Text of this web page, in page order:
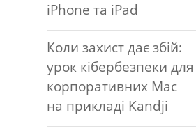
iPhone та iPad
Коли захист дає збій:
урок кібербезпеки для
корпоративних Mac
на прикладі Kandji